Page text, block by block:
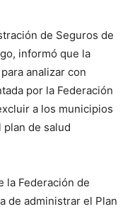
de Seguros de
informó que la
analizar con
por la Federación
a los municipios
de salud
la Federación de
de administrar el Plan